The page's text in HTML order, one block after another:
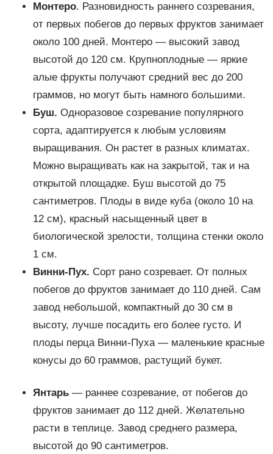
Монтеро. Разновидность раннего созревания,
от первых побегов до первых фруктов занимает
около 100 дней. Монтеро — высокий завод
высотой до 120 см. Крупноплодные — яркие
алые фрукты получают средний вес до 200
граммов, но могут быть намного большими.
Буш. Одноразовое созревание популярного
сорта, адаптируется к любым условиям
выращивания. Он растет в разных климатах.
Можно выращивать как на закрытой, так и на
открытой площадке. Буш высотой до 75
сантиметров. Плоды в виде куба (около 10 на
12 см), красный насыщенный цвет в
биологической зрелости, толщина стенки около
1 см.
Винни-Пух. Сорт рано созревает. От полных
побегов до фруктов занимает до 110 дней. Сам
завод небольшой, компактный до 30 см в
высоту, лучше посадить его более густо. И
плоды перца Винни-Пуха — маленькие красные
конусы до 60 граммов, растущий букет.
Янтарь — раннее созревание, от побегов до
фруктов занимает до 112 дней. Желательно
расти в теплице. Завод среднего размера,
высотой до 90 сантиметров.